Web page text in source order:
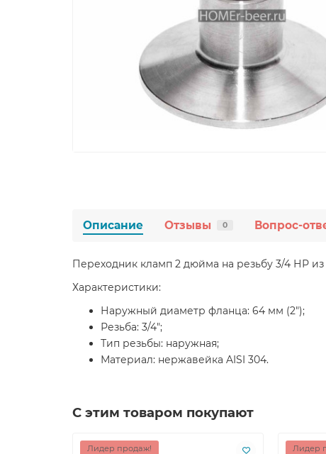
Описание Отзывы 0 Вопрос-
Переходник кламп 2 дюйма на резьбу 3/4 НР
Характеристики:
Наружный диаметр фланца: 64 мм (2");
Резьба: 3/4";
Тип резьбы: наружная;
Материал: нержавейка AISI 304.
С этим товаром покупают
Лидер продаж! Лидер